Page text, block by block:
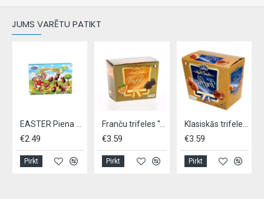
JUMS VARĒTU PATIKT
€2.49
Pirkt
Franču trifeles ''Apelsīnu'', 200gr
€3.59
Pirkt
Klasiskās trifeles, "Fancy gold", 200g
€3.59
Pirkt